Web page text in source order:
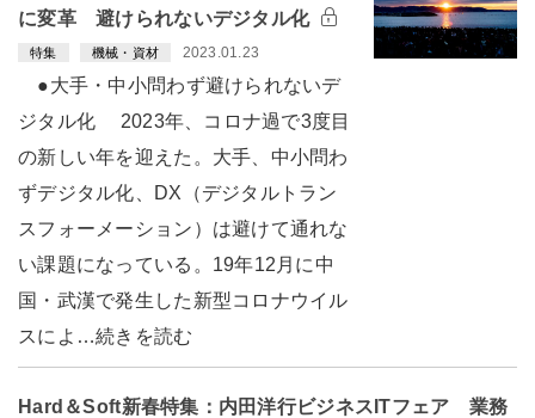
に変革 避けられないデジタル化
特集 機械・資材 2023.01.23
●大手・中小問わず避けられないデ
ジタル化 2023年、コロナ過で3度目
の新しい年を迎えた。大手、中小問わ
ずデジタル化、DX（デジタルトラン
スフォーメーション）は避けて通れな
い課題になっている。19年12月に中
国・武漢で発生した新型コロナウイル
スによ…続きを読む
Hard＆Soft新春特集：内田洋行ビジネスITフェア 業務